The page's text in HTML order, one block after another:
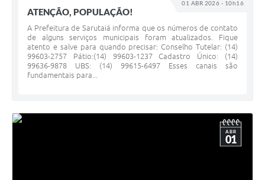
01 ABR 2026 - 10h16
ATENÇÃO, POPULAÇÃO!
A Prefeitura de Sarutaiá informa que os números de contato
de alguns serviços municipais foram atualizados. Fique
atento e salve para quando precisar: Conselho Tutelar: (14)
99603-2757 Pátio:(14) 99603-1237 Cadastro Único: (14)
99636-9878 UBS: (14) 99615-6497 Esses canais são
fundamentais para...
ABR
01